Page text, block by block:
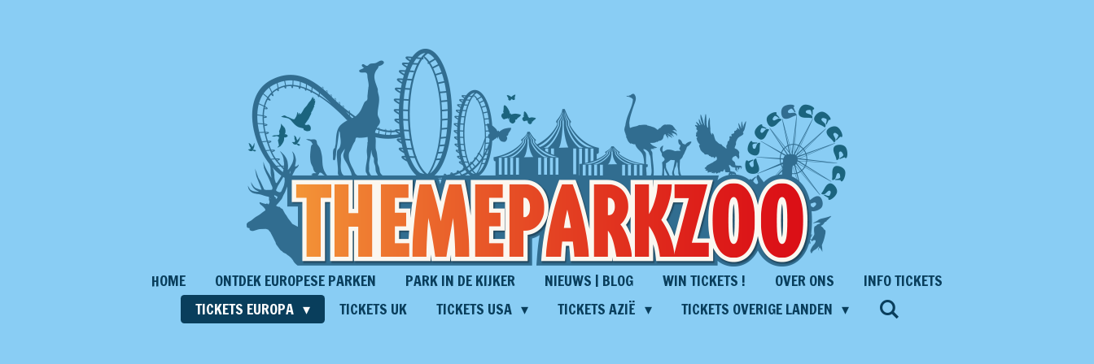
HOME ONTDEK EUROPESE PARKEN PARK IN DE KIJKER NIEUWS | BLOG WIN TICKETS ! OVER ONS
INFO TICKETS
TICKETS EUROPA
TICKETS UK TICKETS USA TICKETS AZIË TICKETS OVERIGE LANDEN